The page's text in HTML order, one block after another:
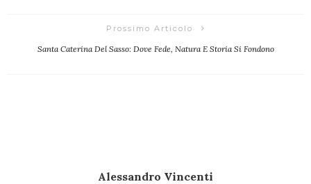
Prossimo Articolo
Santa Caterina Del Sasso: Dove Fede, Natura E Storia Si Fondono
Alessandro Vincenti